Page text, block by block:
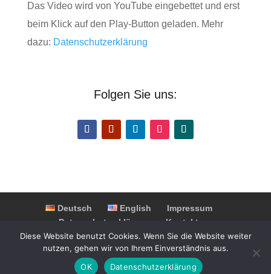
Das Video wird von YouTube eingebettet und erst
beim Klick auf den Play-Button geladen. Mehr
dazu: Datenschutzerklärung
Folgen Sie uns:
Deutsch English
Impressum
Datenschutzerklärung
Kontakt
Partner & Kooperationen
FAQ
© 2025 Switzerland Highlights. Alle Rechte vorbehalten.
Diese Website benutzt Cookies. Wenn Sie die Website weiter
nutzen, gehen wir von Ihrem Einverständnis aus.
OK
Datenschutzerklärung